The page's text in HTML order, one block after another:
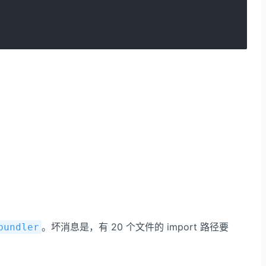
。坏消息是，有 20 个文件的 import 路径要